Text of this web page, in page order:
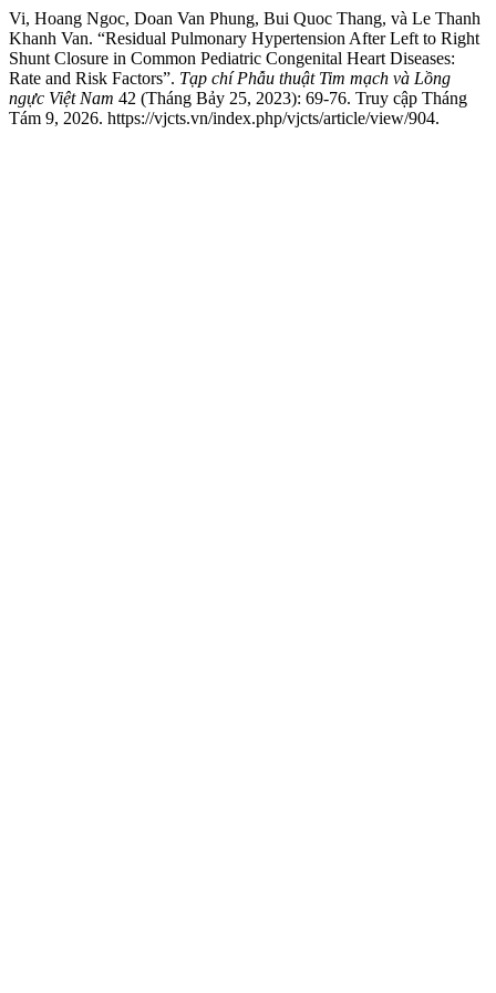
Vi, Hoang Ngoc, Doan Van Phung, Bui Quoc Thang, và Le Thanh
Khanh Van. “Residual Pulmonary Hypertension After Left to Right
Shunt Closure in Common Pediatric Congenital Heart Diseases:
Rate and Risk Factors”. Tạp chí Phẫu thuật Tim mạch và Lồng
ngực Việt Nam 42 (Tháng Bảy 25, 2023): 69-76. Truy cập Tháng
Tám 9, 2026. https://vjcts.vn/index.php/vjcts/article/view/904.